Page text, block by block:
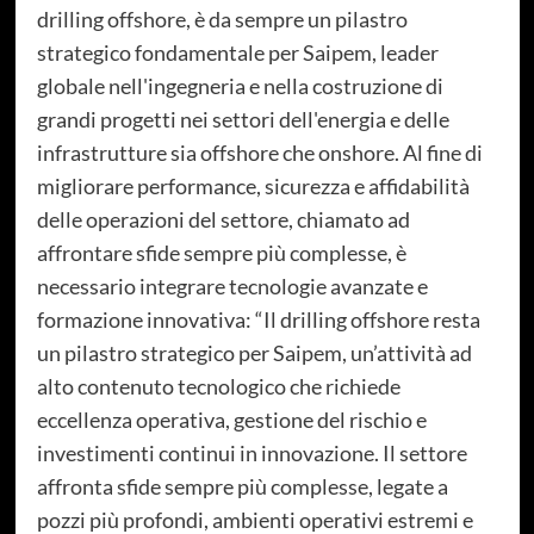
drilling offshore, è da sempre un pilastro
strategico fondamentale per Saipem, leader
globale nell'ingegneria e nella costruzione di
grandi progetti nei settori dell'energia e delle
infrastrutture sia offshore che onshore. Al fine di
migliorare performance, sicurezza e affidabilità
delle operazioni del settore, chiamato ad
affrontare sfide sempre più complesse, è
necessario integrare tecnologie avanzate e
formazione innovativa: “Il drilling offshore resta
un pilastro strategico per Saipem, un’attività ad
alto contenuto tecnologico che richiede
eccellenza operativa, gestione del rischio e
investimenti continui in innovazione. Il settore
affronta sfide sempre più complesse, legate a
pozzi più profondi, ambienti operativi estremi e